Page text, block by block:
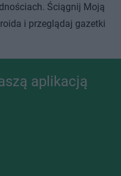
Ściągnij Moją
i przeglądaj gazetki
aplikacją